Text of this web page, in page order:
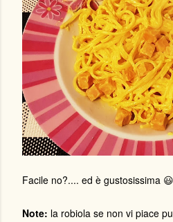
Facile no?.... ed è gustosissima 😃
Note: la robiola se non vi piace